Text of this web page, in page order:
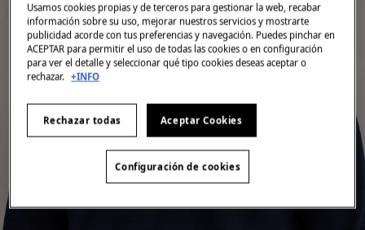
Usamos cookies propias y de terceros para gestionar la web, recabar
información sobre su uso, mejorar nuestros servicios y mostrarte
publicidad acorde con tus preferencias y navegación. Puedes pinchar en
ACEPTAR para permitir el uso de todas las cookies o en configuración
para ver el detalle y seleccionar qué tipo cookies deseas aceptar o
rechazar. +INFO
Rechazar todas Aceptar Cookies
Configuración de cookies